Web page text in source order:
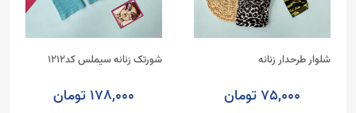
شلوار طرحدار زنانه
75,000 تومان
شورتک زنانه سیملس کد1212
178,000 تومان